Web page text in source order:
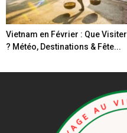
Vietnam en Février : Que Visiter
? Météo, Destinations & Fête...